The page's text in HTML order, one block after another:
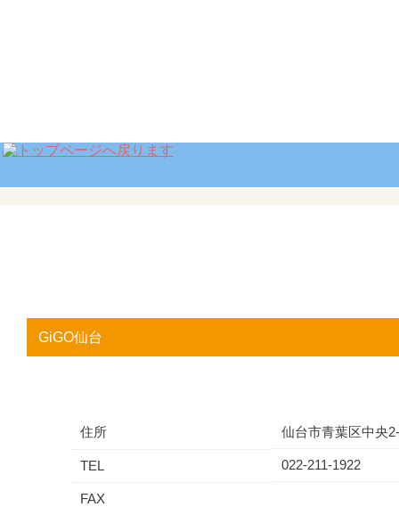
GiGO仙台
住所 仙台市青葉区中央
TEL 022-211-1922
FAX